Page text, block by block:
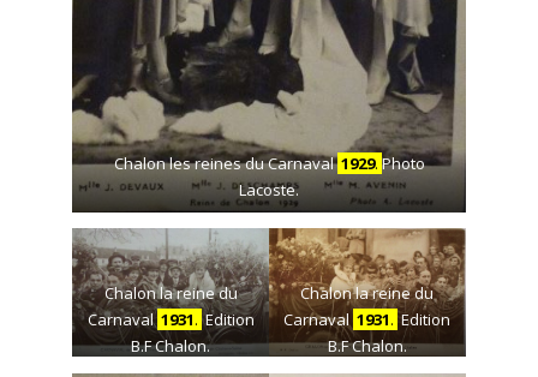
Chalon les reines du Carnaval1929. Photo
Lacoste.
Chalon la reine du
Carnaval 1931. Edition
B.F Chalon.
Chalon la reine du
Carnaval 1931.Edition
B.F Chalon.